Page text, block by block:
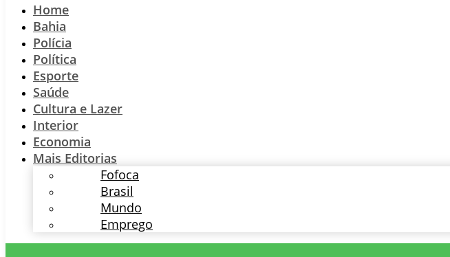
Home
Bahia
Polícia
Política
Esporte
Saúde
Cultura e Lazer
Interior
Economia
Mais Editorias
Fofoca
Brasil
Mundo
Emprego